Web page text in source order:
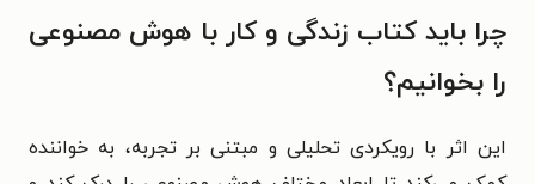
چرا باید کتاب زندگی و کار با هوش مصنوعی
را بخوانیم؟
این اثر با رویکردی تحلیلی و مبتنی بر تجربه، به خواننده